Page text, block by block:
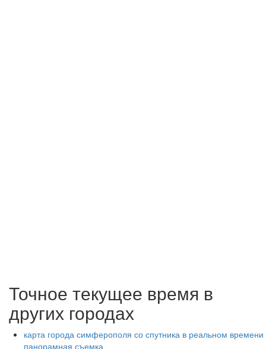
Точное текущее время в
других городах
карта города симферополя со спутника в реальном времени
панорамная съемка